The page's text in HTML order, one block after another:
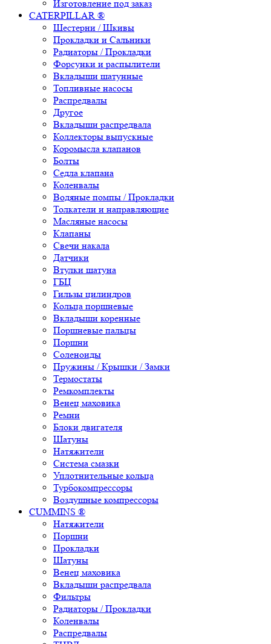
Изготовление под заказ
CATERPILLAR ®
Шестерни / Шкивы
Прокладки и Сальники
Радиаторы / Прокладки
Форсунки и распылители
Вкладыши шатунные
Топливные насосы
Распредвалы
Другое
Вкладыши распредвала
Коллекторы выпускные
Коромысла клапанов
Болты
Седла клапана
Коленвалы
Водяные помпы / Прокладки
Толкатели и направляющие
Масляные насосы
Клапаны
Свечи накала
Датчики
Втулки шатуна
ГБЦ
Гильзы цилиндров
Кольца поршневые
Вкладыши коренные
Поршневые пальцы
Поршни
Соленоиды
Пружины / Крышки / Замки
Термостаты
Ремкомплекты
Венец маховика
Ремни
Блоки двигателя
Шатуны
Натяжители
Система смазки
Уплотнительные кольца
Турбокомпрессоры
Воздушные компрессоры
CUMMINS ®
Натяжители
Поршни
Прокладки
Шатуны
Венец маховика
Вкладыши распредвала
Фильтры
Радиаторы / Прокладки
Коленвалы
Распредвалы